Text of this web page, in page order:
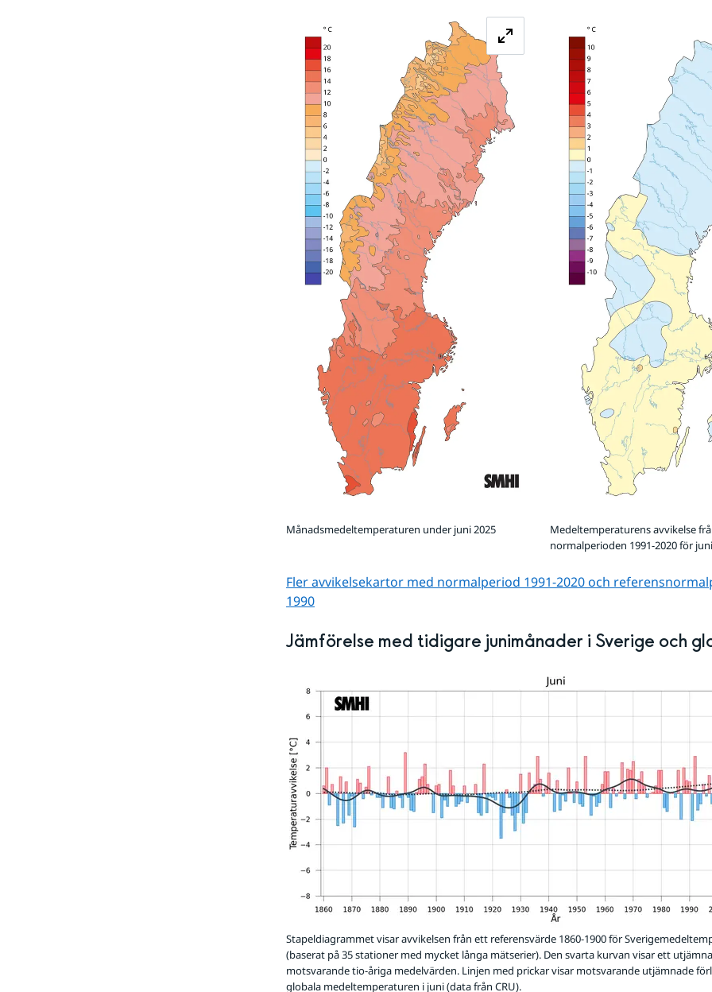
Månadsmedeltemperaturen under juni 2025
Medeltemperaturens avvikelse
normalperioden 1991-2020 för
Fler avvikelsekartor med normalperiod 1991-2020 och
1990
Jämförelse med tidigare junimånader i Sverige och
Stapeldiagrammet visar avvikelsen från ett referensvärde 1860-1900 för
(baserat på 35 stationer med mycket långa mätserier). Den svarta kurvan visar ett
motsvarande tio-åriga medelvärden. Linjen med prickar visar motsvarande utjämnade
globala medeltemperaturen i juni (data från CRU).